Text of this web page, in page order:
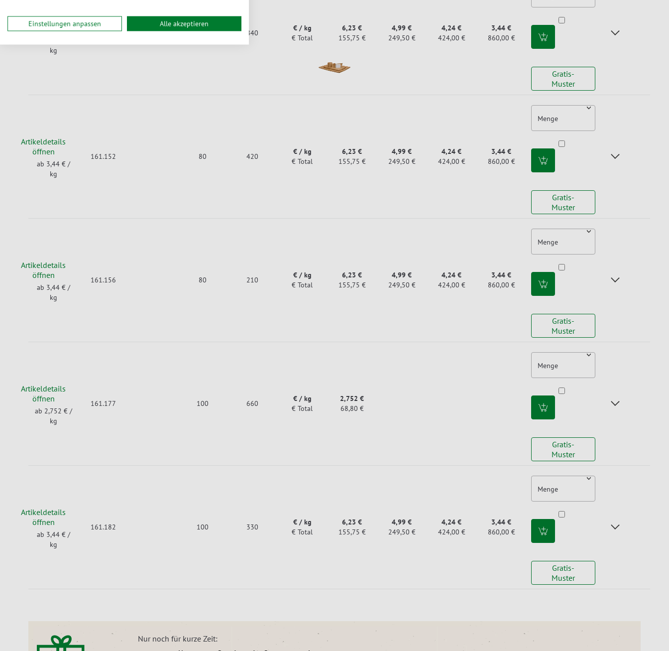
Artikeldetails
öffnen
kg
161.147 80 840
€ / kg
€ Total
6,23 €
155,75 €
4,99 €
249,50 €
4,24 €
424,00 €
3,44 €
860,00 €
Gratis-
Muster
Artikeldetails
öffnen
ab 3,44 € /
kg
161.152 80 420
€ / kg
€ Total
6,23 €
155,75 €
4,99 €
249,50 €
4,24 €
424,00 €
3,44 €
860,00 €
Menge
Gratis-
Muster
Artikeldetails
öffnen
ab 3,44 € /
kg
161.156 80 210
€ / kg
€ Total
6,23 €
155,75 €
4,99 €
249,50 €
4,24 €
424,00 €
3,44 €
860,00 €
Menge
Gratis-
Muster
Artikeldetails
öffnen
ab 2,752 € /
kg
161.177 100 660
€ / kg
€ Total
2,752 €
68,80 €
Menge
Gratis-
Muster
Artikeldetails
öffnen
ab 3,44 € /
kg
161.182 100 330
€ / kg
€ Total
6,23 €
155,75 €
4,99 €
249,50 €
4,24 €
424,00 €
3,44 €
860,00 €
Menge
Gratis-
Muster
Nur noch für kurze Zeit:
Einstellungen anpassen Alle akzeptieren